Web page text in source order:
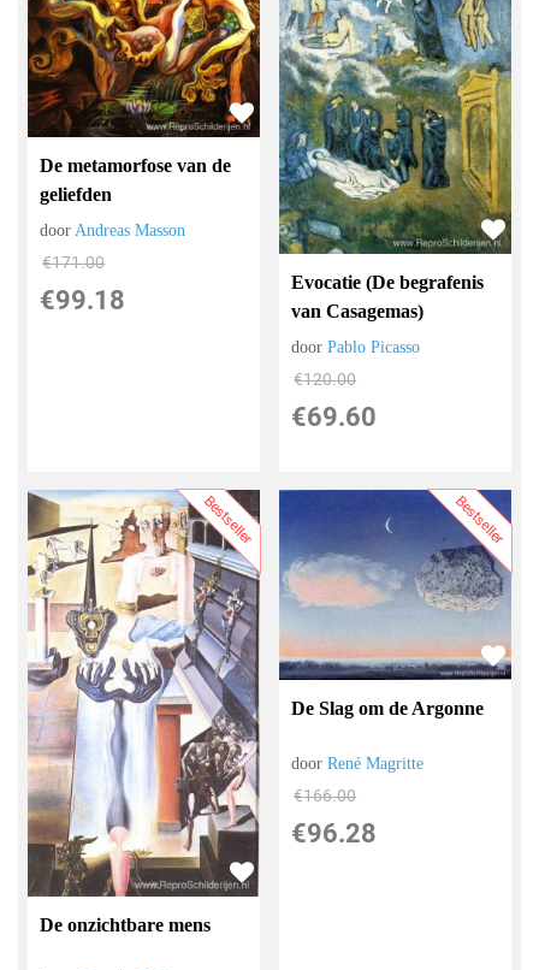
De metamorfose van de
geliefden
door Andreas Masson
€171.00
€99.18
Evocatie (De begrafenis
van Casagemas)
doorPablo Picasso
€120.00
€69.60
Bestseller
De onzichtbare mens
Bestseller
De Slag om de Argonne
doorRené Magritte
€166.00
€96.28